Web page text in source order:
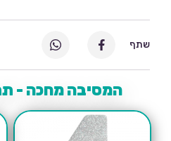
המסיבה מחכה -
שתף